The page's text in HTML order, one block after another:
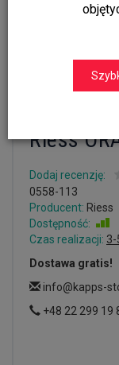
Zestaw
Riess
Dodaj recenzję:
0558-113
Producent: Riess
Dostępność:
Czas realizacji: 3-
Dostawa gratis!
info@kapps-
+48 22 299 19